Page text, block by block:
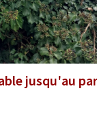
jusqu'au